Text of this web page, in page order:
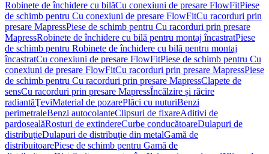
Robinete de închidere cu bilăCu conexiuni de presare FlowFitPiese
de schimb pentru Cu conexiuni de presare FlowFitCu racorduri prin
presare MapressPiese de schimb pentru Cu racorduri prin presare
MapressRobinete de închidere cu bilă pentru montaj încastratPiese
de schimb pentru Robinete de închidere cu bilă pentru montaj
încastratCu conexiuni de presare FlowFitPiese de schimb pentru Cu
conexiuni de presare FlowFitCu racorduri prin presare MapressPiese
de schimb pentru Cu racorduri prin presare MapressClapete de
sensCu racorduri prin presare MapressÎncălzire și răcire
radiantăŢeviMaterial de pozarePlăci cu nuturiBenzi
perimetraleBenzi autocolanteClipsuri de fixareAditivi de
pardosealăRosturi de extindereCurbe conducătoareDulapuri de
distribuţieDulapuri de distribuţie din metalGamă de
distribuitoarePiese de schimb pentru Gamă de